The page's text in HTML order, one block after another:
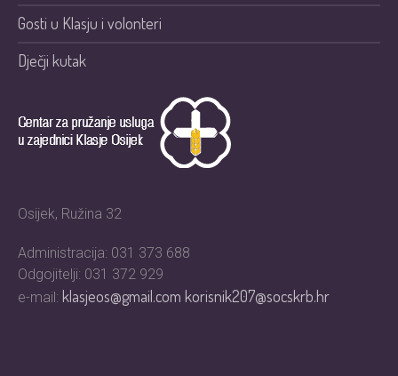
Gosti u Klasju i volonteri
Dječji kutak
Osijek, Ružina 32
Administracija: 031 373 688
Odgojitelji: 031 372 929
e-mail: klasjeos@gmail.comkorisnik207@socskrb.hr